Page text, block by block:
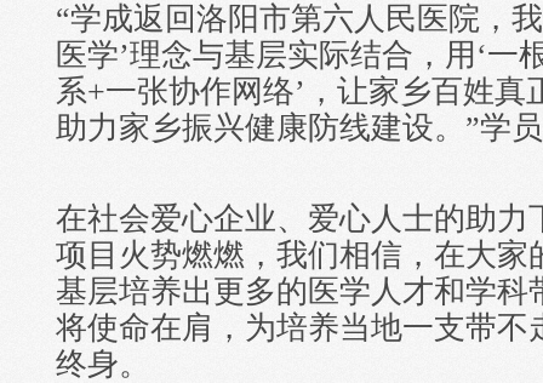
“学成返回洛阳市第六人民医院，
医学’理念与基层实际结合，用‘一
系+一张协作网络’，让家乡百姓真
助力家乡振兴健康防线建设。”学
在社会爱心企业、爱心人士的助力
项目火势燃燃，我们相信，在大家
基层培养出更多的医学人才和学科
将使命在肩，为培养当地一支带不
终身。